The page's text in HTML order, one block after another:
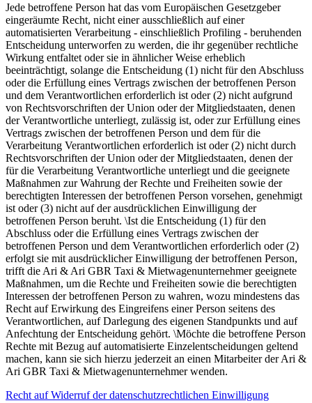
Jede betroffene Person hat das vom Europäischen Gesetzgeber
eingeräumte Recht, nicht einer ausschließlich auf einer
automatisierten Verarbeitung - einschließlich Profiling - beruhenden
Entscheidung unterworfen zu werden, die ihr gegenüber rechtliche
Wirkung entfaltet oder sie in ähnlicher Weise erheblich
beeinträchtigt, solange die Entscheidung (1) nicht für den Abschluss
oder die Erfüllung eines Vertrags zwischen der betroffenen Person
und dem Verantwortlichen erforderlich ist oder (2) nicht aufgrund
von Rechtsvorschriften der Union oder der Mitgliedstaaten, denen
der Verantwortliche unterliegt, zulässig ist, oder zur Erfüllung eines
Vertrags zwischen der betroffenen Person und dem für die
Verarbeitung Verantwortlichen erforderlich ist oder (2) nicht durch
Rechtsvorschriften der Union oder der Mitgliedstaaten, denen der
für die Verarbeitung Verantwortliche unterliegt und die geeignete
Maßnahmen zur Wahrung der Rechte und Freiheiten sowie der
berechtigten Interessen der betroffenen Person vorsehen, genehmigt
ist oder (3) nicht auf der ausdrücklichen Einwilligung der
betroffenen Person beruht. \Ist die Entscheidung (1) für den
Abschluss oder die Erfüllung eines Vertrags zwischen der
betroffenen Person und dem Verantwortlichen erforderlich oder (2)
erfolgt sie mit ausdrücklicher Einwilligung der betroffenen Person,
trifft die Ari & Ari GBR Taxi & Mietwagenunternehmer geeignete
Maßnahmen, um die Rechte und Freiheiten sowie die berechtigten
Interessen der betroffenen Person zu wahren, wozu mindestens das
Recht auf Erwirkung des Eingreifens einer Person seitens des
Verantwortlichen, auf Darlegung des eigenen Standpunkts und auf
Anfechtung der Entscheidung gehört. \Möchte die betroffene Person
Rechte mit Bezug auf automatisierte Einzelentscheidungen geltend
machen, kann sie sich hierzu jederzeit an einen Mitarbeiter der Ari &
Ari GBR Taxi & Mietwagenunternehmer wenden.
Recht auf Widerruf der datenschutzrechtlichen Einwilligung